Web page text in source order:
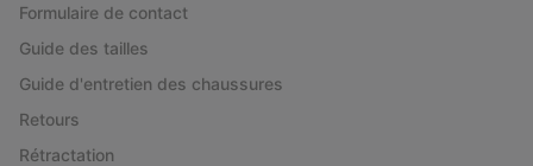
Formulaire de contact
Guide des tailles
Guide d'entretien des chaussures
Retours
Rétractation